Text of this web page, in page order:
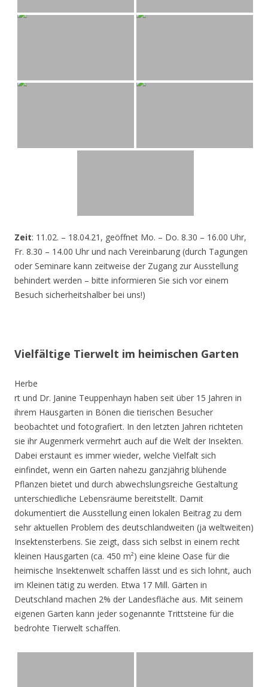
Zeit: 11.02. – 18.04.21, geöffnet Mo. – Do. 8.30 – 16.00 Uhr,
Fr. 8.30 – 14.00 Uhr und nach Vereinbarung (durch Tagungen
oder Seminare kann zeitweise der Zugang zur Ausstellung
behindert werden – bitte informieren Sie sich vor einem
Besuch sicherheitshalber bei uns!)
Vielfältige Tierwelt im heimischen Garten
Herbe
rt und Dr. Janine Teuppenhayn haben seit über 15 Jahren in
ihrem Hausgarten in Bönen die tierischen Besucher
beobachtet und fotografiert. In den letzten Jahren richteten
sie ihr Augenmerk vermehrt auch auf die Welt der Insekten.
Dabei erstaunt es immer wieder, welche Vielfalt sich
einfindet, wenn ein Garten nahezu ganzjährig blühende
Pflanzen bietet und durch abwechslungsreiche Gestaltung
unterschiedliche Lebensräume bereitstellt. Damit
dokumentiert die Ausstellung einen lokalen Beitrag zu dem
sehr aktuellen Problem des deutschlandweiten (ja weltweiten)
Insektensterbens. Sie zeigt, dass sich selbst in einem recht
kleinen Hausgarten (ca. 450 m²) eine kleine Oase für die
heimische Insektenwelt schaffen lässt und es sich lohnt, auch
im Kleinen tätig zu werden. Etwa 17 Mill. Gärten in
Deutschland machen 2% der Landesfläche aus. Mit seinem
eigenen Garten kann jeder sogenannte Trittsteine für die
bedrohte Tierwelt schaffen.